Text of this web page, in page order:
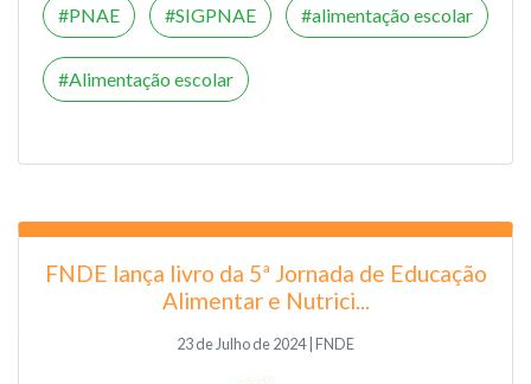
PNAE SIGPNAE alimentação escolar
Alimentação escolar
FNDE lança livro da 5ª Jornada de Educação
Alimentar e Nutrici...
23 de Julho de 2024 | FNDE